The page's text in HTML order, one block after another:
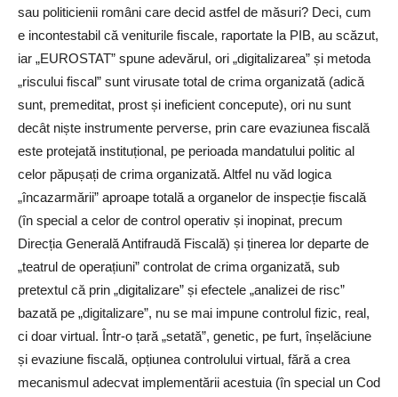
sau politicienii români care decid astfel de măsuri? Deci, cum
e incontestabil că veniturile fiscale, raportate la PIB, au scăzut,
iar „EUROSTAT” spune adevărul, ori „digitalizarea” și metoda
„riscului fiscal” sunt virusate total de crima organizată (adică
sunt, premeditat, prost și ineficient concepute), ori nu sunt
decât niște instrumente perverse, prin care evaziunea fiscală
este protejată instituțional, pe perioada mandatului politic al
celor păpușați de crima organizată. Altfel nu văd logica
„încazarmării” aproape totală a organelor de inspecție fiscală
(în special a celor de control operativ și inopinat, precum
Direcția Generală Antifraudă Fiscală) și ținerea lor departe de
„teatrul de operațiuni” controlat de crima organizată, sub
pretextul că prin „digitalizare” și efectele „analizei de risc”
bazată pe „digitalizare”, nu se mai impune controlul fizic, real,
ci doar virtual. Într-o țară „setată”, genetic, pe furt, înșelăciune
și evaziune fiscală, opțiunea controlului virtual, fără a crea
mecanismul adecvat implementării acestuia (în special un Cod